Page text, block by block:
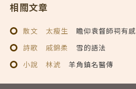
相關文章
散文 太瘦生
瞻仰袁督師祠有感
詩歌
戚錦柔
雪的語法
小說
林淲 羊角鎮名醫傳